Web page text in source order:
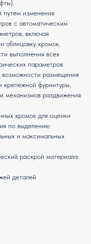
путем изменения
с автоматическим
включая
облицовку кромок.
выполнения всех
параметров
возможности размещения
крепежной фурнитуры,
механизмов раздвижения
кромок для оценки
по выделению
и максимальных
раскрой материала
деталей